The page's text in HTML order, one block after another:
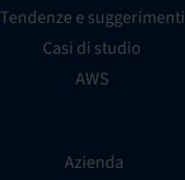
Tendenze e suggerimenti
Casi di studio
AWS
Azienda